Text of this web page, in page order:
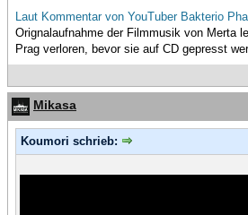
Laut Kommentar von YouTuber Bakterio
Orignalaufnahme der Filmmusik von Merta
Prag verloren, bevor sie auf CD gepresst
Mikasa
Koumori schrieb: